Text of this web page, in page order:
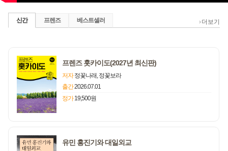
신간 ›더보기
프렌즈 베스트셀러
프렌즈 홋카이도(2027년 최신판)
저자 정꽃나래, 정꽃보라
출간2026.07.01
정가 19,500원
유민 홍진기와 대일외교